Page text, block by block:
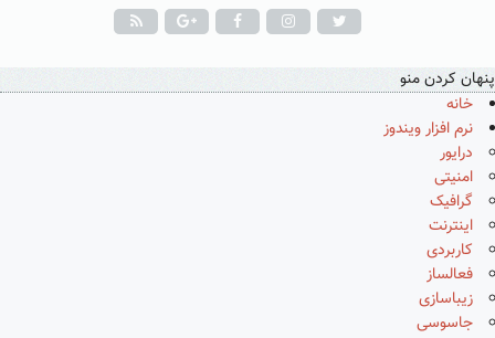
پنهان کردن منو
خانه
نرم افزار ویندوز
درایور
امنیتی
گرافیک
اینترنت
کاربردی
فعالساز
زیباسازی
جاسوسی